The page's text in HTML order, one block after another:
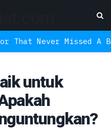
Missed A Bottom
untuk